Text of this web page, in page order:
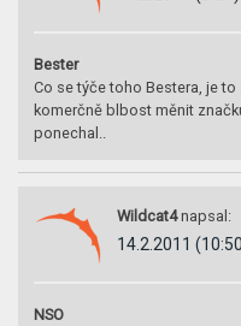
Bester
Co se týče toho Bestera, je
komerčně blbost měnit
ponechal..
Wildcat4 napsal:
14.2.2011
NSO